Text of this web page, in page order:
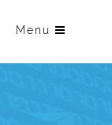
Menu